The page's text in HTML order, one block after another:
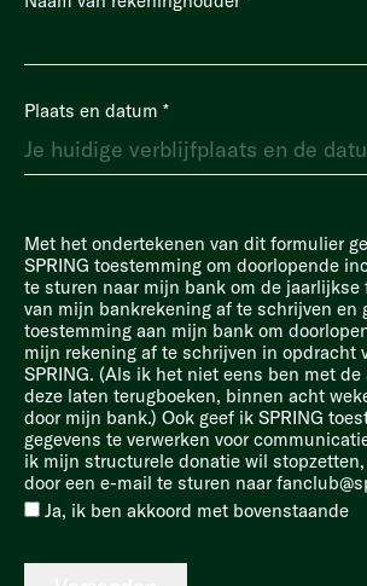
Plaats en datum *
Met het ondertekenen van dit formulier
SPRING toestemming om doorlopende
te sturen naar mijn bank om de
van mijn bankrekening af te schrijven en
toestemming aan mijn bank om
mijn rekening af te schrijven in opdracht
SPRING. (Als ik het niet eens ben met
deze laten terugboeken, binnen acht
door mijn bank.) Ook geef ik SPRING
gegevens te verwerken voor
ik mijn structurele donatie wil
door een e-mail te sturen naar
Ja, ik ben akkoord met bovenstaande